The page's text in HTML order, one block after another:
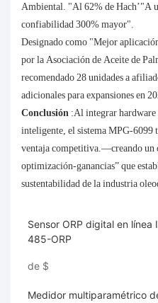
Ambiental. "Al 62% de Hach’"A
confiabilidad 300% mayor".
Designado como "Mejor
por la Asociación de Aceite de
recomendado 28 unidades a
adicionales para expansiones en
Conclusión :Al integrar
inteligente, el sistema MPG-6099
ventaja competitiva.—creando un
optimización-ganancias” que
sustentabilidad de la industria
Sensor ORP digital en línea
485-ORP
de $
Medidor multiparamétrico